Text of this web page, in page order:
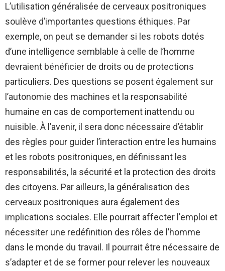
L’utilisation généralisée de cerveaux positroniques
soulève d’importantes questions éthiques. Par
exemple, on peut se demander si les robots dotés
d’une intelligence semblable à celle de l’homme
devraient bénéficier de droits ou de protections
particuliers. Des questions se posent également sur
l’autonomie des machines et la responsabilité
humaine en cas de comportement inattendu ou
nuisible. À l’avenir, il sera donc nécessaire d’établir
des règles pour guider l’interaction entre les humains
et les robots positroniques, en définissant les
responsabilités, la sécurité et la protection des droits
des citoyens. Par ailleurs, la généralisation des
cerveaux positroniques aura également des
implications sociales. Elle pourrait affecter l'emploi et
nécessiter une redéfinition des rôles de l’homme
dans le monde du travail. Il pourrait être nécessaire de
s’adapter et de se former pour relever les nouveaux